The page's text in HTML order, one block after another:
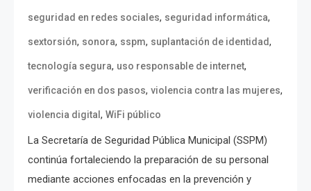
seguridad en redes sociales, seguridad informática,
sextorsión, sonora, sspm, suplantación de identidad,
tecnología segura, uso responsable de internet,
verificación en dos pasos, violencia contra las mujeres,
violencia digital , WiFi público
La Secretaría de Seguridad Pública Municipal (SSPM)
continúa fortaleciendo la preparación de su personal
mediante acciones enfocadas en la prevención y